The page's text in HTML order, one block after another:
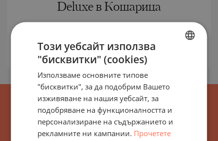
Deluxe в Кошарица
Цена: 7 000€ ///
GERMAN
FRENCH
Този уебсайт използва
"бисквитки" (cookies)
Използваме основните типове
"бисквитки", за да подобрим Вашето
изживяване на нашия уебсайт, за
подобряване на функционалността и
персонализиране на съдържанието и
рекламните ни кампании. Прочетете